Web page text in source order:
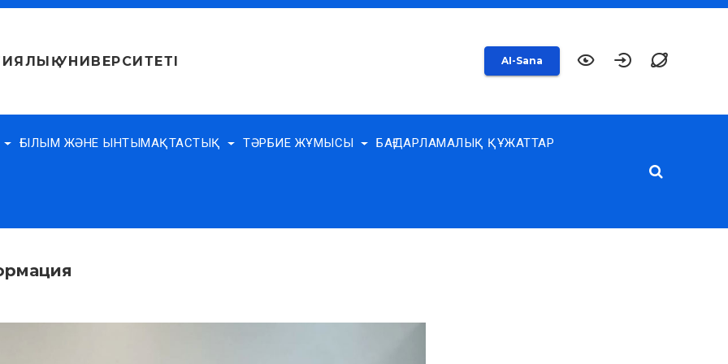
УНИВЕРСИТЕТІ
AI-Sana
ҒЫЛЫМ ЖӘНЕ ЫНТЫМАҚТАСТЫҚ ТӘРБИЕ ЖҰМЫСЫ БАҒДАРЛАМАЛЫҚ ҚҰЖАТТАР